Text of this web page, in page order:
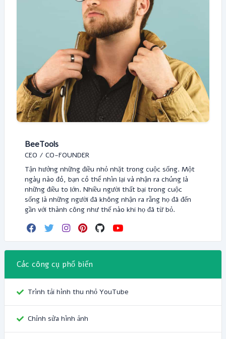
BeeTools
CEO / CO-FOUNDER
Tận hưởng những điều nhỏ nhặt trong cuộc sống. Một
ngày nào đó, bạn có thể nhìn lại và nhận ra chúng là
những điều to lớn. Nhiều người thất bại trong cuộc
sống là những người đã không nhận ra rằng họ đã đến
gần với thành công như thế nào khi họ đã từ bỏ.
Các công cụ phổ biến
Trình tải hình thu nhỏ YouTube
Chỉnh sửa hình ảnh